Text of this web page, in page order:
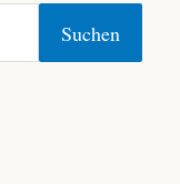
Suchen